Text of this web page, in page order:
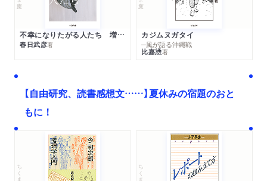
不幸になりたがる人たち 増補新版
春日武彦著
カジムヌガタイ
─風が語る沖縄戦
比嘉慂著
【自由研究、読書感想文……】夏休みの宿題のおと
もに！
ちくま文庫 ちくま学芸文庫